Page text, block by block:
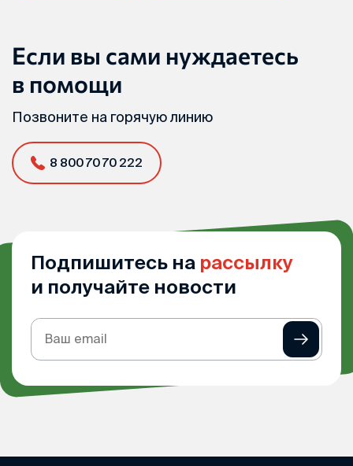
Если вы сами нуждаетесь
в помощи
Позвоните на горячую линию
8 800 70 70 222
Подпишитесь на рассылку
и получайте новости
Подписка
на